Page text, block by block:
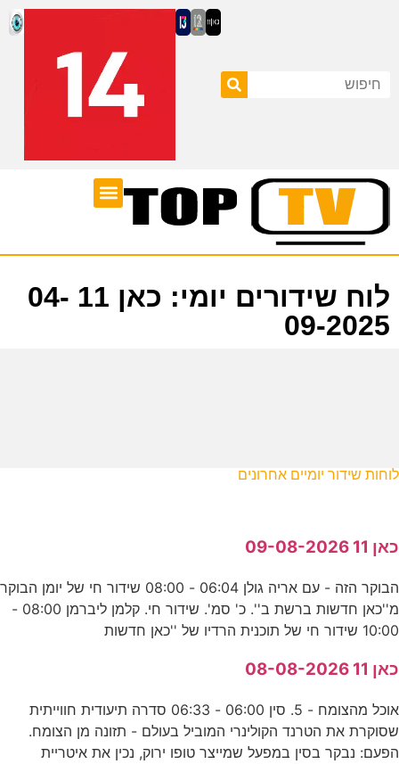
לוח שידורים יומי: כאן 11 04-
09-2025
לוחות שידור יומיים אחרונים
כאן 11 09-08-2026
הבוקר הזה - עם אריה גולן 06:04 - 08:00 שידור חי של יומן הבוקר
מ''כאן חדשות ברשת ב''. כ' סמ'. שידור חי. קלמן ליברמן 08:00 -
10:00 שידור חי של תוכנית הרדיו של ''כאן חדשות
כאן 11 08-08-2026
אוכל מהצומח - 5. סין 06:00 - 06:33 סדרה תיעודית חווייתית
שסוקרת את הטרנד הקולינרי המוביל בעולם - תזונה מן הצומח.
הפעם: נבקר בסין במפעל שמייצר טופו ירוק, נכין את איטריית